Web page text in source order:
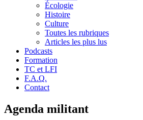
Écologie
Histoire
Culture
Toutes les rubriques
Articles les plus lus
Podcasts
Formation
TC et LFI
F.A.Q.
Contact
Agenda militant